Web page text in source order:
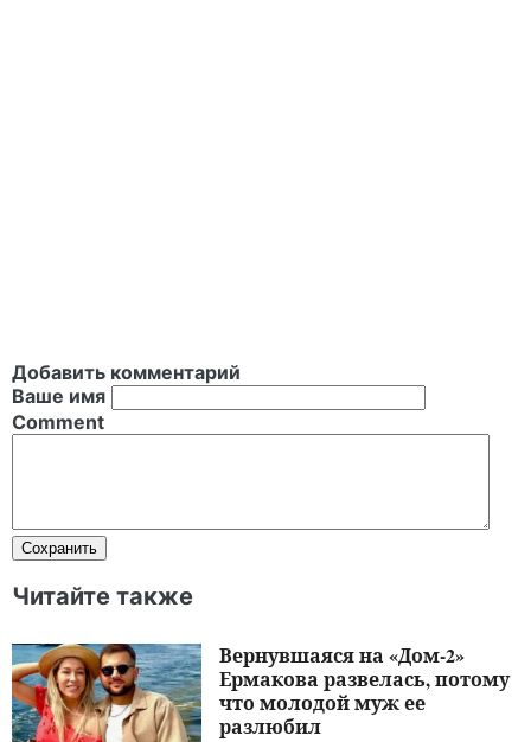
Добавить комментарий
Ваше имя
Comment
Читайте также
Вернувшаяся на «Дом-2»
Ермакова развелась, потому
что молодой муж ее
разлюбил